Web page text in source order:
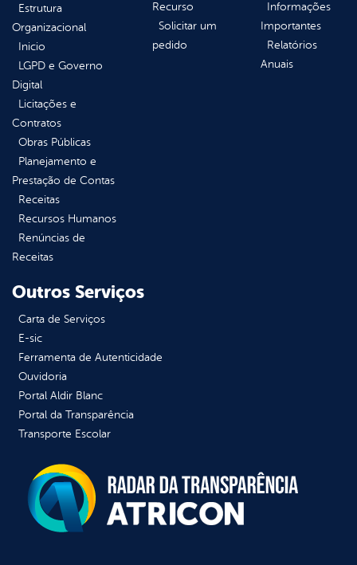
Estrutura
Organizacional
Inicio
LGPD e Governo
Digital
Licitações e
Contratos
Obras Públicas
Planejamento e
Prestação de Contas
Receitas
Recursos Humanos
Renúncias de
Receitas
Recurso
Solicitar um
pedido
Informações
Importantes
Relatórios
Anuais
Outros Serviços
Carta de Serviços
E-sic
Ferramenta de Autenticidade
Ouvidoria
Portal Aldir Blanc
Portal da Transparência
Transporte Escolar